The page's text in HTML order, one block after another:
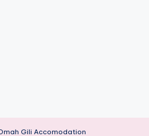
Gili Accomodation